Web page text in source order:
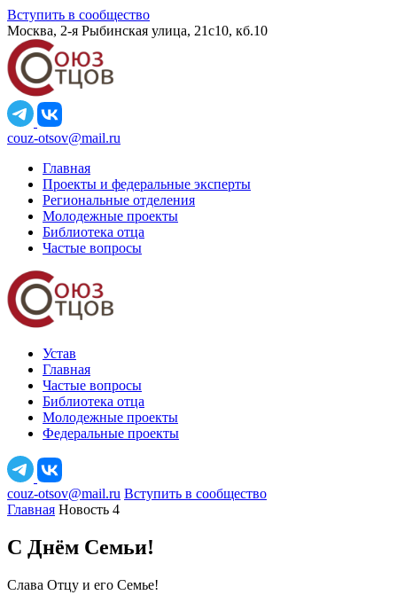
Вступить в сообщество
Москва, 2-я Рыбинская улица, 21с10, кб.10
couz-otsov@mail.ru
Главная
Проекты и федеральные эксперты
Региональные отделения
Молодежные проекты
Библиотека отца
Частые вопросы
Устав
Главная
Частые вопросы
Библиотека отца
Молодежные проекты
Федеральные проекты
couz-otsov@mail.ru Вступить в сообщество
Главная Новость 4
С Днём Семьи!
Слава Отцу и его Семье!